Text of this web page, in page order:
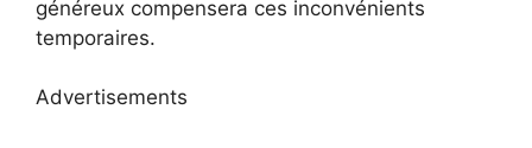
généreux compensera ces inconvénients
temporaires.
Advertisements